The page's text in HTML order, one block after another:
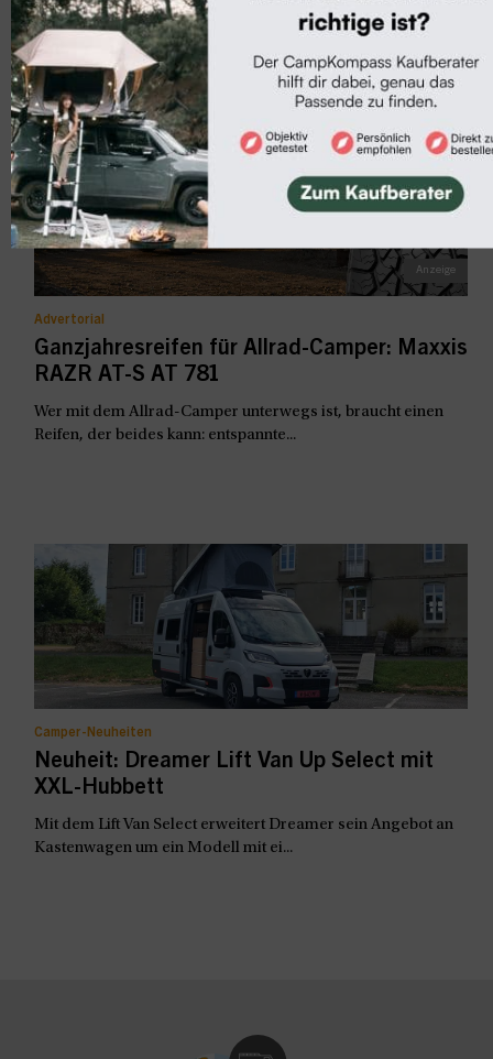
dazu ein traumhafter Campingplatz...
Advertorial
Ganzjahresreifen für Allrad-Camper: Maxxis
RAZR AT-S AT 781
Wer mit dem Allrad-Camper unterwegs ist, braucht einen
Reifen, der beides kann: entspannte...
Camper-Neuheiten
Neuheit: Dreamer Lift Van Up Select mit
XXL-Hubbett
Mit dem Lift Van Select erweitert Dreamer sein Angebot an
Kastenwagen um ein Modell mit ei...